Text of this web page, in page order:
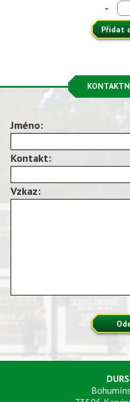
-
Přidat
Jméno:
Kontakt:
Vzkaz: